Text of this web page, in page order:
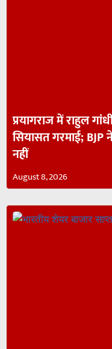
प्रयागराज में राहुल
सियासत गरमाई;
नहीं
August 8, 2026